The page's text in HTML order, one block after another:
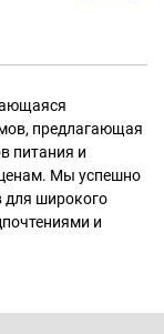
предлагающая
питания и
Мы успешно
для широкого
и